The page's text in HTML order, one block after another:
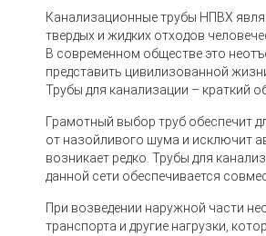
Канализационные трубы НПВХ
твердых и жидких отходов
В современном обществе это
представить цивилизованной
Трубы для канализации – краткий
Грамотный выбор труб обеспечит
от назойливого шума и исключит
возникает редко. Трубы для
данной сети обеспечивается
При возведении наружной части
транспорта и другие нагрузки,